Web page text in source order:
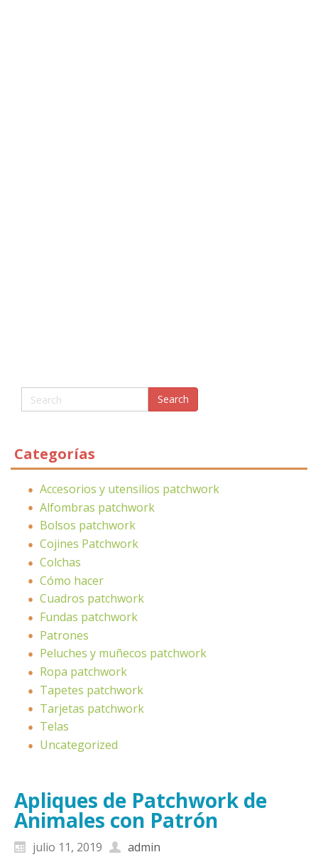
Categorías
Accesorios y utensilios patchwork
Alfombras patchwork
Bolsos patchwork
Cojines Patchwork
Colchas
Cómo hacer
Cuadros patchwork
Fundas patchwork
Patrones
Peluches y muñecos patchwork
Ropa patchwork
Tapetes patchwork
Tarjetas patchwork
Telas
Uncategorized
Apliques de Patchwork de
Animales con Patrón
julio 11, 2019
admin